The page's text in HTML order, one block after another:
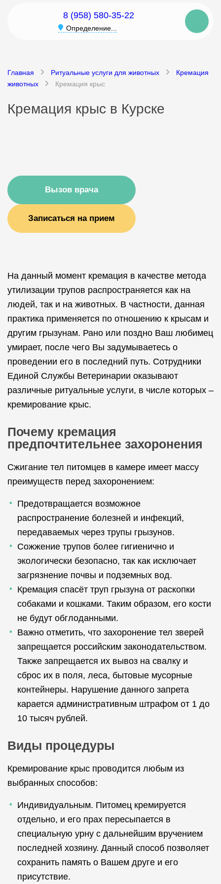
8 (958) 580-35-22
Определение...
Главная Ритуальные услуги для животных
Кремация
животных
Кремация крыс
Кремация крыс в Курске
Вызов врача
Записаться на прием
На данный момент кремация в качестве метода
утилизации трупов распространяется как на
людей, так и на животных. В частности, данная
практика применяется по отношению к крысам и
другим грызунам. Рано или поздно Ваш любимец
умирает, после чего Вы задумываетесь о
проведении его в последний путь. Сотрудники
Единой Службы Ветеринарии оказывают
различные ритуальные услуги, в числе которых –
кремирование крыс.
Почему кремация
предпочтительнее захоронения
Сжигание тел питомцев в камере имеет массу
преимуществ перед захоронением:
Предотвращается возможное
распространение болезней и инфекций,
передаваемых через трупы грызунов.
Сожжение трупов более гигиенично и
экологически безопасно, так как исключает
загрязнение почвы и подземных вод.
Кремация спасёт труп грызуна от раскопки
собаками и кошками. Таким образом, его кости
не будут обглоданными.
Важно отметить, что захоронение тел зверей
запрещается российским законодательством.
Также запрещается их вывоз на свалку и
сброс их в поля, леса, бытовые мусорные
контейнеры. Нарушение данного запрета
карается административным штрафом от 1 до
10 тысяч рублей.
Виды процедуры
Кремирование крыс проводится любым из
выбранных способов:
Индивидуальным. Питомец кремируется
отдельно, и его прах пересыпается в
специальную урну с дальнейшим вручением
последней хозяину. Данный способ позволяет
сохранить память о Вашем друге и его
присутствие.